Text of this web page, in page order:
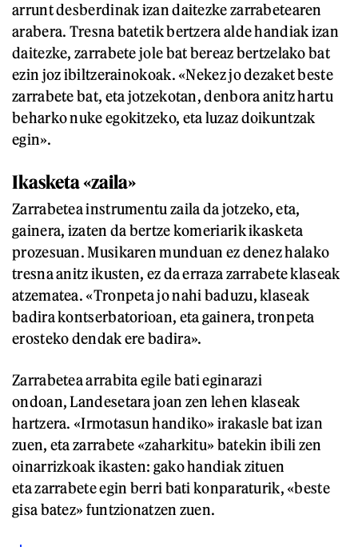
arrunt desberdinak izan daitezke zarrabetearen
arabera. Tresna batetik bertzera alde handiak izan
daitezke, zarrabete jole bat bereaz bertzelako bat
ezin joz ibiltzerainokoak. «Nekez jo dezaket beste
zarrabete bat, eta jotzekotan, denbora anitz hartu
beharko nuke egokitzeko, eta luzaz doikuntzak
egin».
Ikasketa «zaila»
Zarrabetea instrumentu zaila da jotzeko, eta,
gainera, izaten da bertze komeriarik ikasketa
prozesuan. Musikaren munduan ez denez halako
tresna anitz ikusten, ez da erraza zarrabete klaseak
atzematea. «Tronpeta jo nahi baduzu, klaseak
badira kontserbatorioan, eta gainera, tronpeta
erosteko dendak ere badira».
Zarrabetea arrabita egile bati eginarazi
ondoan, Landesetara joan zen lehen klaseak
hartzera. «Irmotasun handiko» irakasle bat izan
zuen, eta zarrabete «zaharkitu» batekin ibili zen
oinarrizkoak ikasten: gako handiak zituen
eta zarrabete egin berri bati konparaturik, «beste
gisa batez» funtzionatzen zuen.